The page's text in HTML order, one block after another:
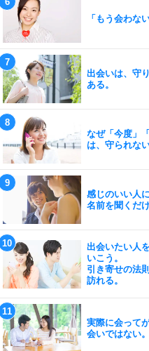
「もう会わな
出会いは、守
ある。
なぜ「今度」
は、守られない
感じのいい人
名前を聞くだ
出会いたい人
いこう。
引き寄せの法
訪れる。
実際に会って
会いではない。